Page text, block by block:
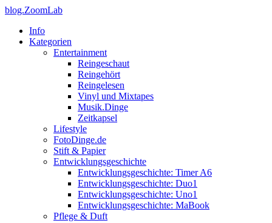
blog.ZoomLab
Info
Kategorien
Entertainment
Reingeschaut
Reingehört
Reingelesen
Vinyl und Mixtapes
Musik.Dinge
Zeitkapsel
Lifestyle
FotoDinge.de
Stift & Papier
Entwicklungsgeschichte
Entwicklungsgeschichte: Timer A6
Entwicklungsgeschichte: Duo1
Entwicklungsgeschichte: Uno1
Entwicklungsgeschichte: MaBook
Pflege & Duft